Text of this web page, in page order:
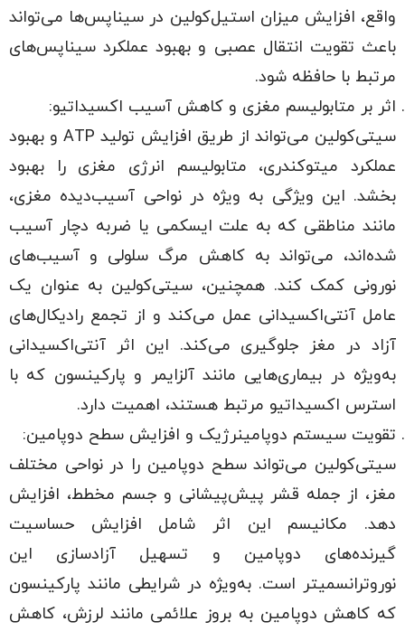
واقع، افزایش میزان استیل‌کولین در سیناپس‌ها می‌تواند
باعث تقویت انتقال عصبی و بهبود عملکرد سیناپس‌های
مرتبط با حافظه شود.
اثر بر متابولیسم مغزی و کاهش آسیب اکسیداتیو:
سیتی‌کولین می‌تواند از طریق افزایش تولید ATP و بهبود
عملکرد میتوکندری، متابولیسم انرژی مغزی را بهبود
بخشد. این ویژگی به ویژه در نواحی آسیب‌دیده مغزی،
مانند مناطقی که به علت ایسکمی یا ضربه دچار آسیب
شده‌اند، می‌تواند به کاهش مرگ سلولی و آسیب‌های
نورونی کمک کند. همچنین، سیتی‌کولین به عنوان یک
عامل آنتی‌اکسیدانی عمل می‌کند و از تجمع رادیکال‌های
آزاد در مغز جلوگیری می‌کند. این اثر آنتی‌اکسیدانی
به‌ویژه در بیماری‌هایی مانند آلزایمر و پارکینسون که با
استرس اکسیداتیو مرتبط هستند، اهمیت دارد.
تقویت سیستم دوپامینرژیک و افزایش سطح دوپامین:
سیتی‌کولین می‌تواند سطح دوپامین را در نواحی مختلف
مغز، از جمله قشر پیش‌پیشانی و جسم مخطط، افزایش
دهد. مکانیسم این اثر شامل افزایش حساسیت
گیرنده‌های دوپامین و تسهیل آزادسازی این
نوروترانسمیتر است. به‌ویژه در شرایطی مانند پارکینسون
که کاهش دوپامین به بروز علائمی مانند لرزش، کاهش